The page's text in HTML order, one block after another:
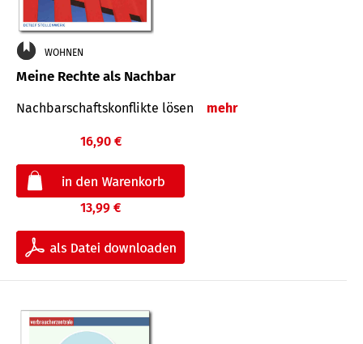
WOHNEN
Meine Rechte als Nachbar
Nach­bar­schafts­konflikte lösen mehr
16,90 €
13,99 €